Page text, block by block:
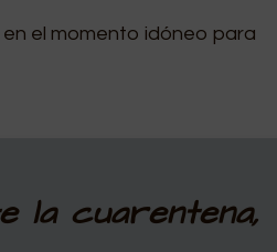
en el momento idóneo para
la cuarentena,